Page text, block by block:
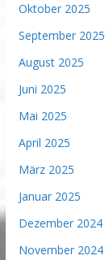
Oktober 2025
September 2025
August 2025
Juni 2025
Mai 2025
April 2025
März 2025
Januar 2025
Dezember 2024
November 2024